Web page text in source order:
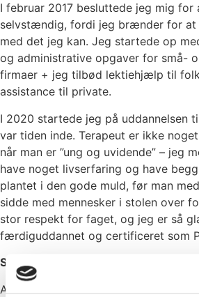
I februar 2017 besluttede jeg mig for
selvstændig, fordi jeg brænder for at
med det jeg kan. Jeg startede op
og administrative opgaver for små-
firmaer + jeg tilbød lektiehjælp til
assistance til private.
I 2020 startede jeg på uddannelsen
var tiden inde. Terapeut er ikke
når man er ”ung og uvidende” – jeg
have noget livserfaring og have
plantet i den gode muld, før man
sidde med mennesker i stolen over
stor respekt for faget, og jeg er så
færdiguddannet og certificeret som
Speciale
Afmystificering af Bogføring vs.